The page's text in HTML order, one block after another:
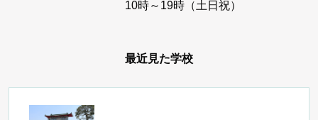
10時～19時（土日祝）
最近見た学校